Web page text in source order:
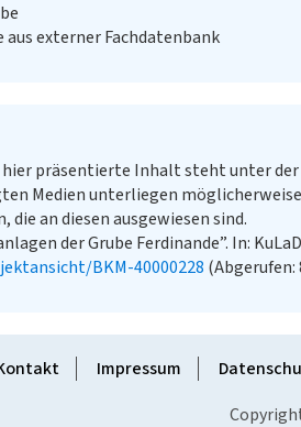
aus externer Fachdatenbank
hier präsentierte Inhalt steht unter
Medien unterliegen
an diesen ausgewiesen sind.
der Grube Ferdinande”. In:
BKM-40000228 (Abgerufen:
Impressum